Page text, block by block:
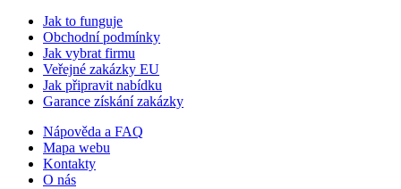
Jak to funguje
Obchodní podmínky
Jak vybrat firmu
Veřejné zakázky EU
Jak připravit nabídku
Garance získání zakázky
Nápověda a FAQ
Mapa webu
Kontakty
O nás